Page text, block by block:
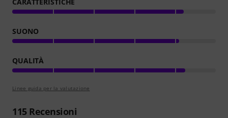
SUONO
QUALITÀ
Linee guida per la valutazione
115Recensioni